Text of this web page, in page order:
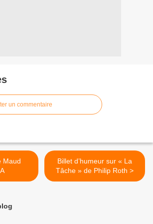
un commentaire
Billet d’humeur sur « La
Tâche » de Philip Roth >